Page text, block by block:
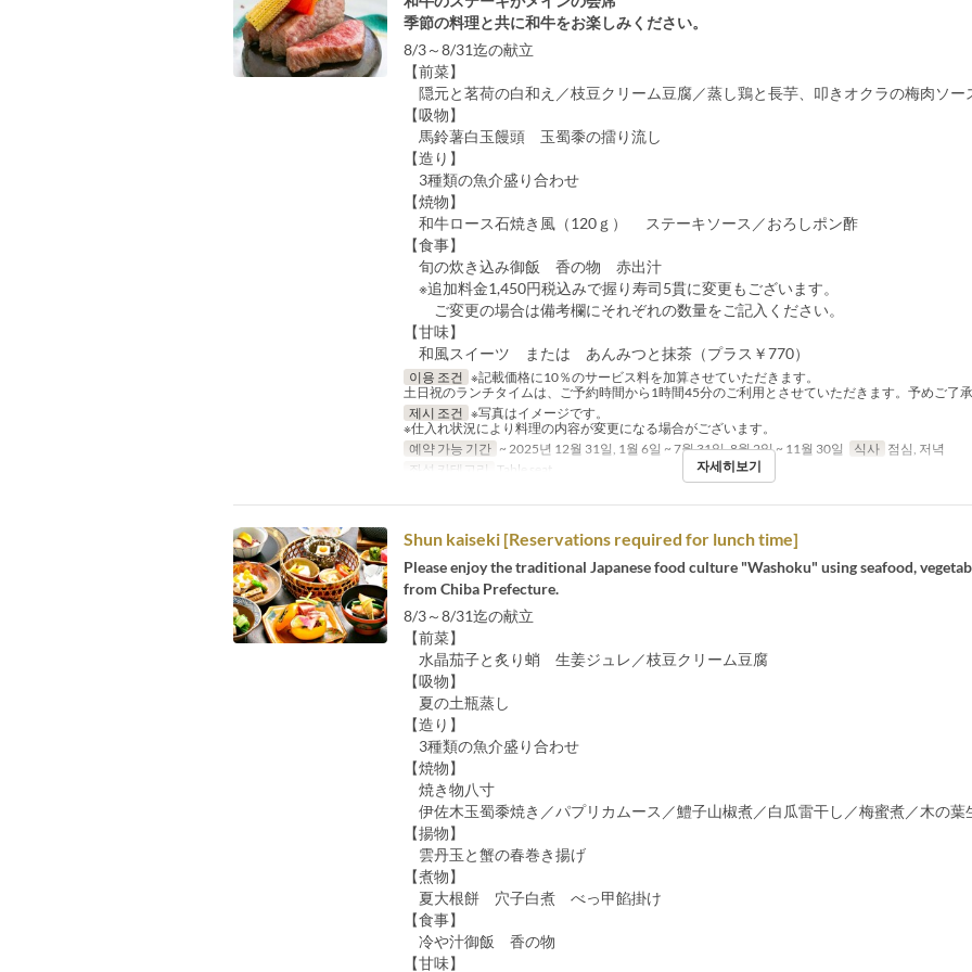
季節の料理と共に和牛をお楽しみください。
8/3～8/31迄の献立
【前菜】
隠元と茗荷の白和え／枝豆クリーム豆腐／蒸し鶏と長芋、叩きオクラの梅肉ソー
【吸物】
馬鈴薯白玉饅頭 玉蜀黍の擂り流し
【造り】
3種類の魚介盛り合わせ
【焼物】
和牛ロース石焼き風（120ｇ） ステーキソース／おろしポン酢
【食事】
旬の炊き込み御飯 香の物 赤出汁
※追加料金1,450円税込みで握り寿司5貫に変更もございます。
ご変更の場合は備考欄にそれぞれの数量をご記入ください。
【甘味】
和風スイーツ または あんみつと抹茶（プラス￥770）
이용 조건 ※記載価格に10％のサービス料を加算させていただきます。
土日祝のランチタイムは、ご予約時間から1時間45分のご利用とさせていただきます。予めご了承
제시 조건 ※写真はイメージです。
※仕入れ状況により料理の内容が変更になる場合がございます。
예약 가능 기간 ~ 2025년 12월 31일, 1월 6일 ~ 7월 31일, 8월 2일 ~ 11월 30일 식사 점심, 저녁
좌석 카테고리
Table seat 자세히보기
Shun kaiseki [Reservations required for lunch time]
Please enjoy the traditional Japanese food culture "Washoku" using seafood,
from Chiba Prefecture.
8/3～8/31迄の献立
【前菜】
水晶茄子と炙り蛸 生姜ジュレ／枝豆クリーム豆腐
【吸物】
夏の土瓶蒸し
【造り】
3種類の魚介盛り合わせ
【焼物】
焼き物八寸
伊佐木玉蜀黍焼き／パプリカムース／鱧子山椒煮／白瓜雷干し／梅蜜煮／木の葉
【揚物】
雲丹玉と蟹の春巻き揚げ
【煮物】
夏大根餅 穴子白煮 べっ甲餡掛け
【食事】
冷や汁御飯 香の物
【甘味】